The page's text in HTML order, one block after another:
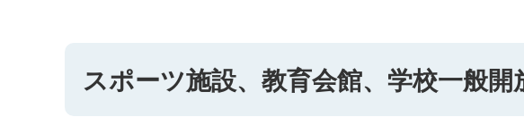
スポーツ施設、教育会館、学校一般開